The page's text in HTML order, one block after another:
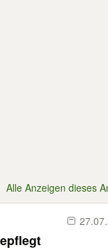
Alle Anzeigen dieses